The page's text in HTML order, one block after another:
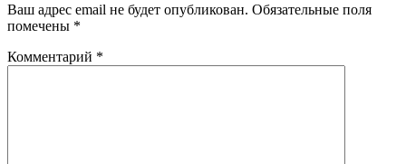
Ваш адрес email не будет опубликован. Обязательные поля
помечены *
Комментарий *